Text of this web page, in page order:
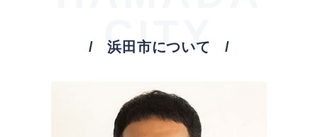
CITY
浜田市について